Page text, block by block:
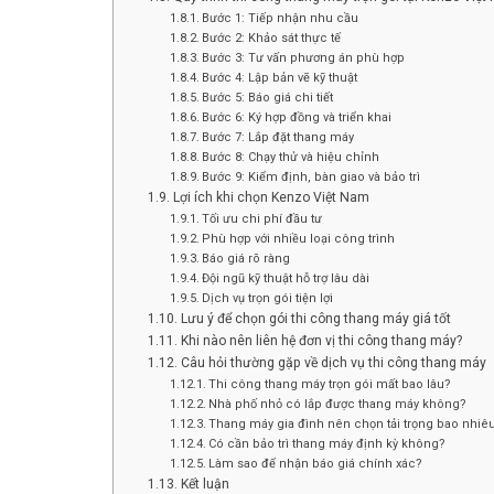
Bước 1: Tiếp nhận nhu cầu
Bước 2: Khảo sát thực tế
Bước 3: Tư vấn phương án phù hợp
Bước 4: Lập bản vẽ kỹ thuật
Bước 5: Báo giá chi tiết
Bước 6: Ký hợp đồng và triển khai
Bước 7: Lắp đặt thang máy
Bước 8: Chạy thử và hiệu chỉnh
Bước 9: Kiểm định, bàn giao và bảo trì
Lợi ích khi chọn Kenzo Việt Nam
Tối ưu chi phí đầu tư
Phù hợp với nhiều loại công trình
Báo giá rõ ràng
Đội ngũ kỹ thuật hỗ trợ lâu dài
Dịch vụ trọn gói tiện lợi
Lưu ý để chọn gói thi công thang máy giá tốt
Khi nào nên liên hệ đơn vị thi công thang máy?
Câu hỏi thường gặp về dịch vụ thi công thang máy
Thi công thang máy trọn gói mất bao lâu?
Nhà phố nhỏ có lắp được thang máy không?
Thang máy gia đình nên chọn tải trọng bao
Có cần bảo trì thang máy định kỳ không?
Làm sao để nhận báo giá chính xác?
Kết luận